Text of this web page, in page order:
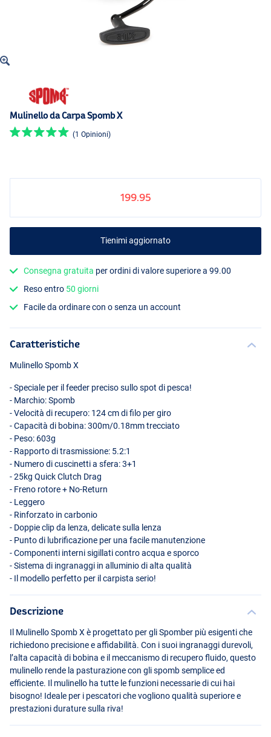
Mulinello da Carpa Spomb X
(1 Opinioni)
199.95
Tienimi aggiornato
Consegna gratuita per ordini di valore superiore a 99.00
Reso entro 50 giorni
Facile da ordinare con o senza un account
Caratteristiche
Mulinello Spomb X
- Speciale per il feeder preciso sullo spot di pesca!
- Marchio: Spomb
- Velocità di recupero: 124 cm di filo per giro
- Capacità di bobina: 300m/0.18mm trecciato
- Peso: 603g
- Rapporto di trasmissione: 5.2:1
- Numero di cuscinetti a sfera: 3+1
- 25kg Quick Clutch Drag
- Freno rotore + No-Return
- Leggero
- Rinforzato in carbonio
- Doppie clip da lenza, delicate sulla lenza
- Punto di lubrificazione per una facile manutenzione
- Componenti interni sigillati contro acqua e sporco
- Sistema di ingranaggi in alluminio di alta qualità
- Il modello perfetto per il carpista serio!
Descrizione
Il Mulinello Spomb X è progettato per gli Spomber più esigenti che
richiedono precisione e affidabilità. Con i suoi ingranaggi durevoli,
l’alta capacità di bobina e il meccanismo di recupero fluido, questo
mulinello rende la pasturazione con gli spomb semplice ed
efficiente. Il mulinello ha tutte le funzioni necessarie di cui hai
bisogno! Ideale per i pescatori che vogliono qualità superiore e
prestazioni durature sulla riva!